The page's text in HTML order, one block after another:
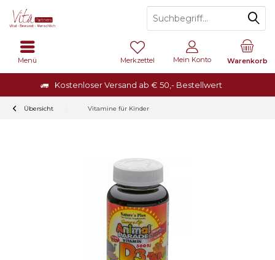
Kostenloser Versand ab € 50,- Bestellwert
Warenkorb
Merkzettel Mein Konto
Menü
Übersicht Vitamine für Kinder